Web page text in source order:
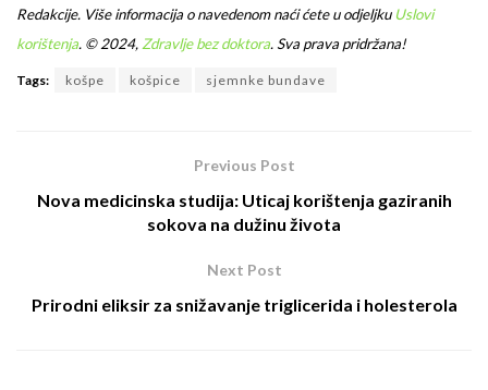
Redakcije. Više informacija o navedenom naći ćete u odjeljku Uslovi
korištenja. © 2024, Zdravlje bez doktora. Sva prava pridržana!
Tags: košpe košpice sjemnke bundave
Previous Post
Nova medicinska studija: Uticaj korištenja gaziranih
sokova na dužinu života
Next Post
Prirodni eliksir za snižavanje triglicerida i holesterola